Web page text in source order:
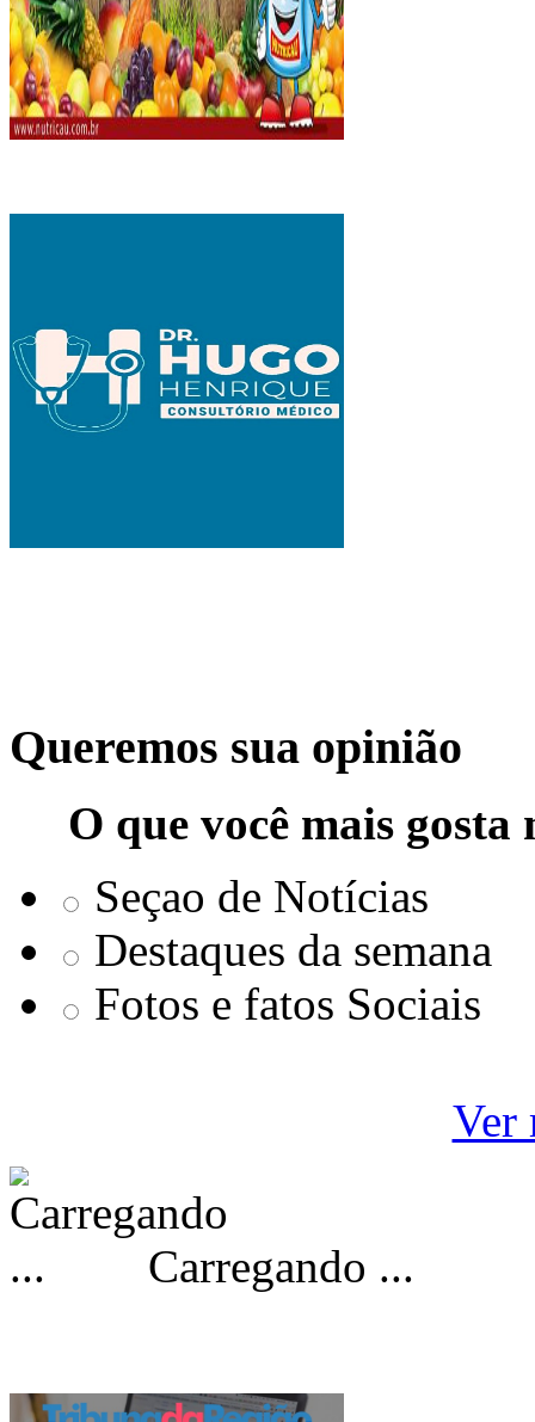
Queremos sua opinião
O que você mais
Seçao de Notícias
Destaques da semana
Fotos e fatos Sociais
Ver
Carregando ...